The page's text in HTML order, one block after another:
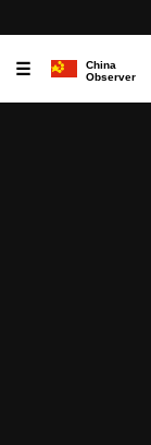
☰